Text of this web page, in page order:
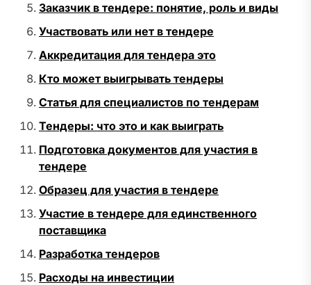
Заказчик в тендере: понятие, роль и виды
Участвовать или нет в тендере
Аккредитация для тендера это
Кто может выигрывать тендеры
Статья для специалистов по тендерам
Тендеры: что это и как выиграть
Подготовка документов для участия в
тендере
Образец для участия в тендере
Участие в тендере для единственного
поставщика
Разработка тендеров
Расходы на инвестиции